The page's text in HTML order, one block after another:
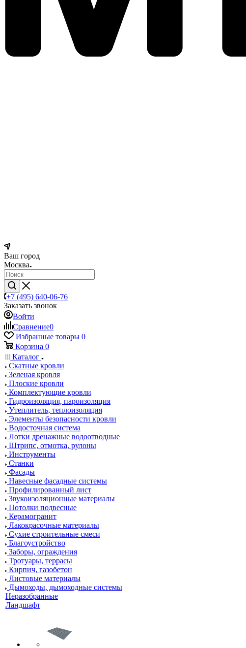
Ваш город
Москва
+7 (495) 640-06-76
Заказать звонок
Войти
Сравнение0
Избранные товары 0
Корзина 0
Каталог
Скатные кровли
Зеленая кровля
Плоские кровли
Комплектующие кровли
Гидроизоляция, пароизоляция
Утеплитель, теплоизоляция
Элементы безопасности кровли
Водосточная система
Лотки дренажные водоотводные
Штрипс, отмотка, рулоны
Инструменты
Станки
Фасады
Навесные фасадные системы
Профилированный лист
Звукоизоляционные материалы
Потолки подвесные
Керамогранит
Лакокрасочные материалы
Сухие строительные смеси
Благоустройство
Заборы, ограждения
Тротуары, террасы
Кирпич, газобетон
Листовые материалы
Дымоходы, дымоходные системы
Неразобранные
Ландшафт